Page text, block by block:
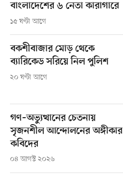
বাংলাদেশের ৬ নেতা কারাগারে
১৫ ঘণ্টা আগে
বকশীবাজার মোড় থেকে
ব্যারিকেড সরিয়ে নিল পুলিশ
২০ ঘণ্টা আগে
গণ–অভ্যুত্থানের চেতনায়
সৃজনশীল আন্দোলনের অঙ্গীকার
কবিদের
০৪ আগস্ট ২০২৬